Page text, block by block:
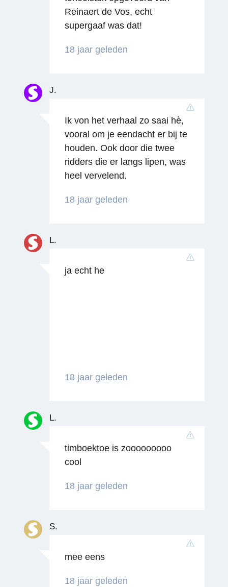
Reinaert de Vos, echt
supergaaf was dat!
18 jaar geleden
J.
Ik von het verhaal zo saai hè,
vooral om je eendacht er bij te
houden. Ook door die twee
ridders die er langs lipen, was
heel vervelend.
18 jaar geleden
L.
ja echt he
18 jaar geleden
L.
timboektoe is zooooooooo
cool
18 jaar geleden
S.
mee eens
18 jaar geleden